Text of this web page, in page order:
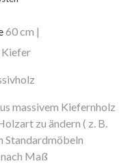
60 cm |
Kiefer
massivem Kiefernholz
zu ändern ( z. B.
Standardmöbeln
Maß